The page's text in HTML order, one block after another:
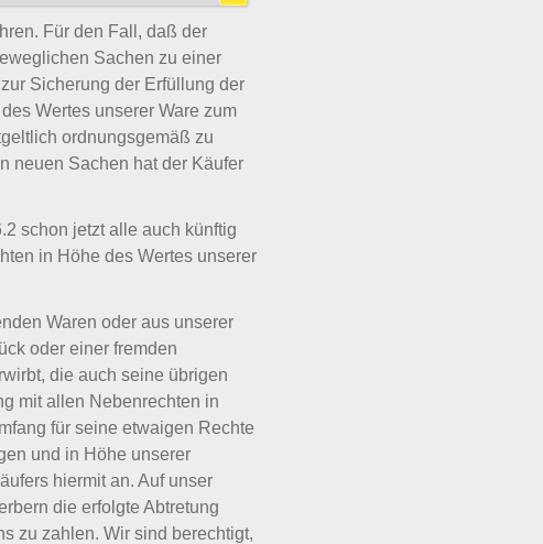
Für den Fall, daß der
Sachen zu einer
Sicherung der Erfüllung der
Wertes unserer Ware zum
ordnungsgemäß zu
neuen Sachen hat der Käufer
schon jetzt alle auch künftig
in Höhe des Wertes unserer
Waren oder aus unserer
oder einer fremden
die auch seine übrigen
mit allen Nebenrechten in
für seine etwaigen Rechte
und in Höhe unserer
hiermit an. Auf unser
die erfolgte Abtretung
zu zahlen. Wir sind berechtigt,